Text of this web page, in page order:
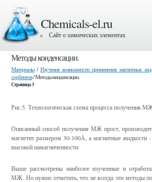
Chemicals-el.ru
» Сайт о химических элементах
Методы конденсации.
Материалы/Изучение возможности применения магнитных
сорбентов/ Методы конденсации.
Страница 3
Рис.5. Технологическая схема процесса получения
Описанный способ получения МЖ прост,
магнетит размером 30-100Å, а магнитные жидкости
высокой намагниченности.
Выше рассмотрены наиболее изученные и
МЖ. Но нужно отметить, что не всегда эти методы